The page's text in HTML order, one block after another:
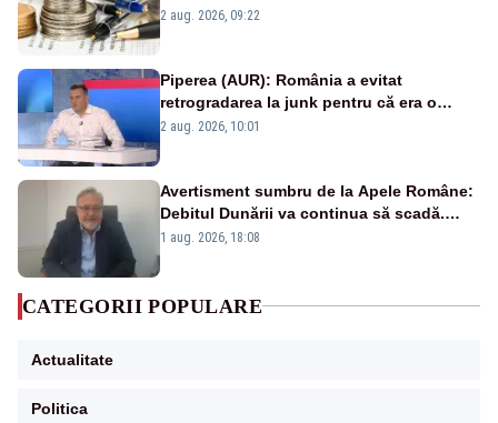
viitoare?
2 aug. 2026, 09:22
Piperea (AUR): România a evitat
retrogradarea la junk pentru că era o
catastrofă pentru bănci și fondurile de
2 aug. 2026, 10:01
Avertisment sumbru de la Apele Române:
Debitul Dunării va continua să scadă.
Cernavodă s-ar putea închide în 4 zile
1 aug. 2026, 18:08
CATEGORII POPULARE
Actualitate
Politica